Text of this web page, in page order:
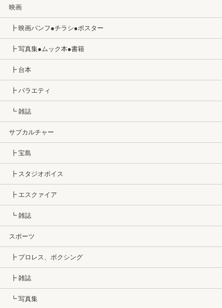
映画
┣ 映画パンフ●チラシ●ポスター
┣ 写真集●ムック本●書籍
┣ 台本
┣ バラエティ
┗ 雑誌
サブカルチャー
┣ 宝島
┣ スタジオボイス
┣ エスクァイア
┗ 雑誌
スポーツ
┣ プロレス、ボクシング
┣ 雑誌
┗ 写真集